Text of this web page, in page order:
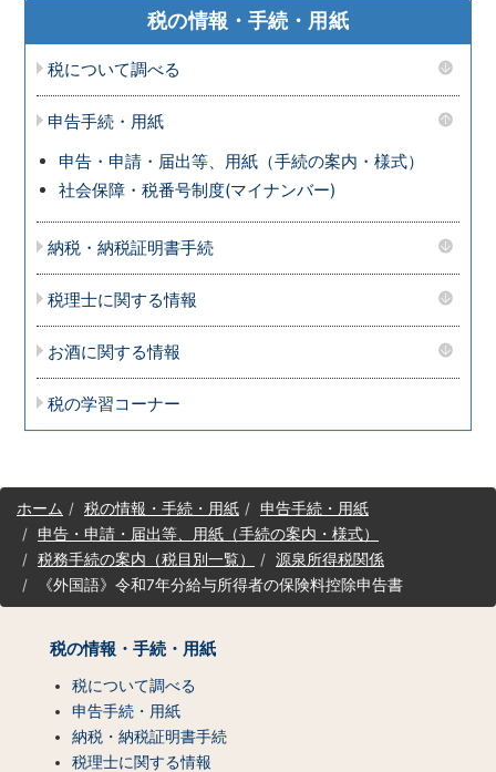
税の情報・手続・用紙
税について調べる
申告手続・用紙
申告・申請・届出等、用紙（手続の案内・様式）
社会保障・税番号制度(マイナンバー)
納税・納税証明書手続
税理士に関する情報
お酒に関する情報
税の学習コーナー
サ
イ
プ
ホーム 税の情報・手続・用紙
申告手続・用紙
申告・申請・届出等、用紙（手続の案内・様式）
税務手続の案内（税目別一覧）
源泉所得税関係
《外国語》令和7年分給与所得者の保険料控除申告書
税の情報・手続・用紙
税について調べる
申告手続・用紙
納税・納税証明書手続
税理士に関する情報